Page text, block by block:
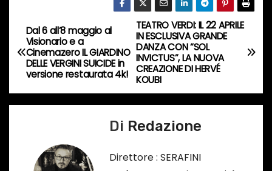
r
s
o
…
N
a
i
TEATRO VERDI: IL 22 APRILE
IN ESCLUSIVA GRANDE
DANZA CON “SOL
INVICTUS”, LA NUOVA
CREAZIONE DI HERVÉ
KOUBI
Dal 6 all’8 maggio al
Visionario e a
Cinemazero IL GIARDINO
DELLE VERGINI SUICIDE in
versione restaurata 4k!
Di Redazione
Direttore : SERAFINI